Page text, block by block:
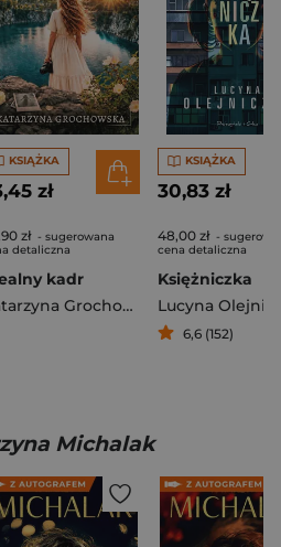
KSIĄŻKA
zł
zł - sugerowana
detaliczna
kadr
Katarzyna Grochowska
KSIĄŻKA
30,83 zł
48,00 zł -
cena detaliczna
Księżniczka
Lucyna
6,6 (152)
Michalak